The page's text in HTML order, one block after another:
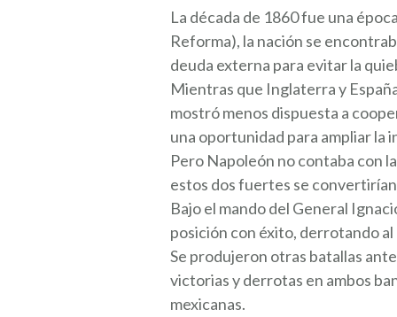
La década de 1860 fue una
Reforma), la nación se
deuda externa para evitar la
Mientras que Inglaterra y
mostró menos dispuesta a
una oportunidad para ampliar la
Pero Napoleón no contaba con
estos dos fuertes se
Bajo el mando del General
posición con éxito, derrotando
Se produjeron otras batallas
victorias y derrotas en ambos
mexicanas.